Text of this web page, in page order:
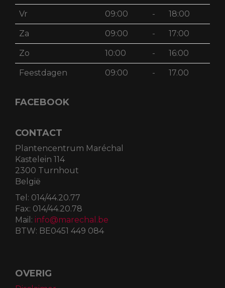
Vr 09:00 - 18:00
Za 09:00 - 17:00
Zo 10:00 - 16:00
Feestdagen 09:00 - 17.00
FACEBOOK
CONTACT
Plantencentrum Maréchal
Kastelein 114
2300 Turnhout
België
Tel: 014/44.20.77
Fax: 014/44.20.78
Mail: info@marechal.be
BTW: BE0451 449 084
OVERIG